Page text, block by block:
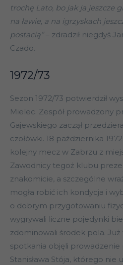
trochę Lato, bo jak ja jeszcze
na ławie, a na igrzyskach
postacią”– zdradził niegdyś
Czado.
1972/73
Sezon 1972/73 potwierdził
Mielec. Zespół prowadzony
Gajewskiego zaczął
czołówki. 18 października
kolejny mecz w Zabrzu z
Zawodnicy tegoż klubu
znakomicie, a szczególne
mogła robić ich kondycja i
o dobrym przygotowaniu
wygrywali liczne pojedynki
zdominowali środek pola. Już
spotkania objęli prowadzenie
Stanisława Stója, którego nie